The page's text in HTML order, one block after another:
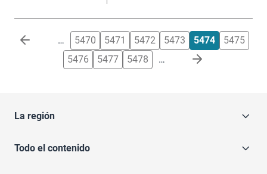
Paginación … 5470 5471 5472 5473 5474
5475
5476
5477 5478 …
La región
Todo el contenido